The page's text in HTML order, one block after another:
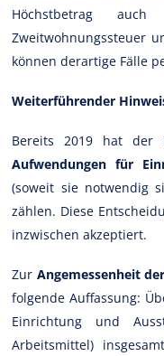
Höchstbetrag
Zweitwohnungssteuer
können derartige Fälle
Weiterführender
Bereits 2019 hat der
Aufwendungen für
(soweit sie notwendig
zählen. Diese
inzwischen akzeptiert.
Zur Angemessenheit
folgende Auffassung:
Einrichtung und
Arbeitsmittel) insgesamt